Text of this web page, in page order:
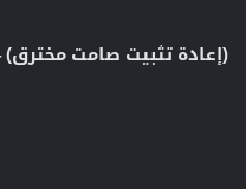
(إعادة تثبيت صامت مخترق) x64